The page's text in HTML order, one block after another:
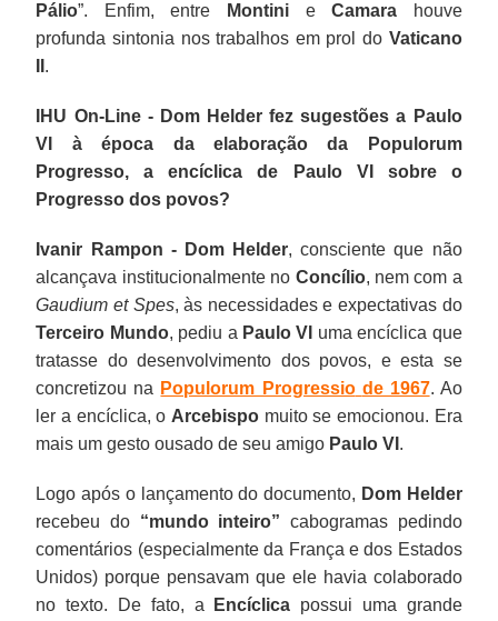
Pálio”. Enfim, entre Montini eCamara houve
profunda sintonia nos trabalhos em prol do Vaticano
.
IHU On-Line - Dom Helder fez sugestões a Paulo
VI à época da elaboração da Populorum
Progresso, a encíclica de Paulo VI sobre o
Progresso dos povos?
Ivanir Rampon - Dom Helder, consciente que não
alcançava institucionalmente no Concílio, nem com a
Gaudium et Spes, às necessidades e expectativas do
Terceiro Mundo, pediu a Paulo VI uma encíclica que
tratasse do desenvolvimento dos povos, e esta se
concretizou na Populorum Progressio de 1967. Ao
ler a encíclica, o Arcebispo muito se emocionou. Era
mais um gesto ousado de seu amigo Paulo VI .
Logo após o lançamento do documento, Dom Helder
recebeu do “mundo inteiro” cabogramas pedindo
comentários (especialmente da França e dos Estados
Unidos) porque pensavam que ele havia colaborado
no texto. De fato, a
Encíclica possui uma grande